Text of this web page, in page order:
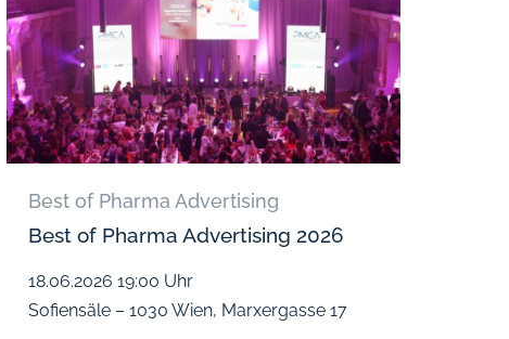
Best of Pharma Advertising
Best of Pharma Advertising 2026
18.06.2026 19:00 Uhr
Sofiensäle – 1030 Wien, Marxergasse 17